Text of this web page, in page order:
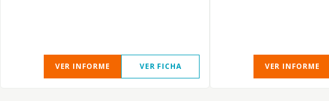
VER INFORME VER FICHA VER INFORME